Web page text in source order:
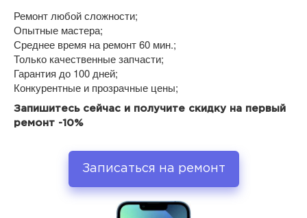
Ремонт любой сложности;
Опытные мастера;
Среднее время на ремонт 60 мин.;
Только качественные запчасти;
Гарантия до 100 дней;
Конкурентные и прозрачные цены;
Запишитесь сейчас и получите скидку на первый
ремонт -10%
Записаться на ремонт